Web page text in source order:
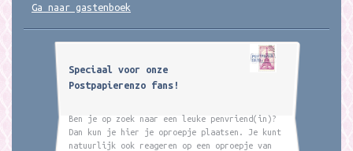
Ga naar gastenboek
Speciaal voor onze
Postpapierenzo fans!
Ben je op zoek naar een leuke penvriend(in)?
Dan kun je hier je oproepje plaatsen. Je kunt
natuurlijk ook reageren op een oproepje van